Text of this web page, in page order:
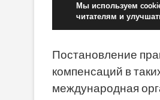
Постановление
компенсаций в
международная